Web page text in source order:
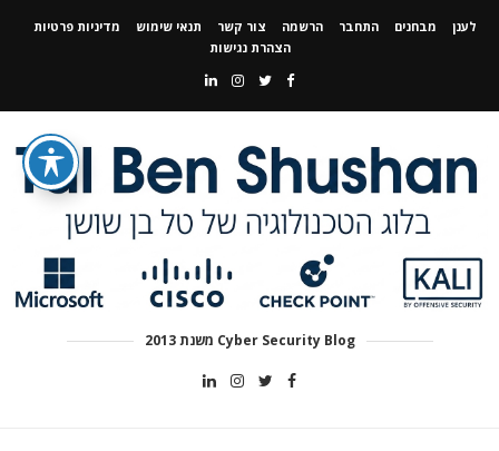
לענן מבחנים התחבר הרשמה צור קשר תנאי שימוש
מדיניות פרטיות
הצהרת נגישות
Cyber Security Blog משנת 2013